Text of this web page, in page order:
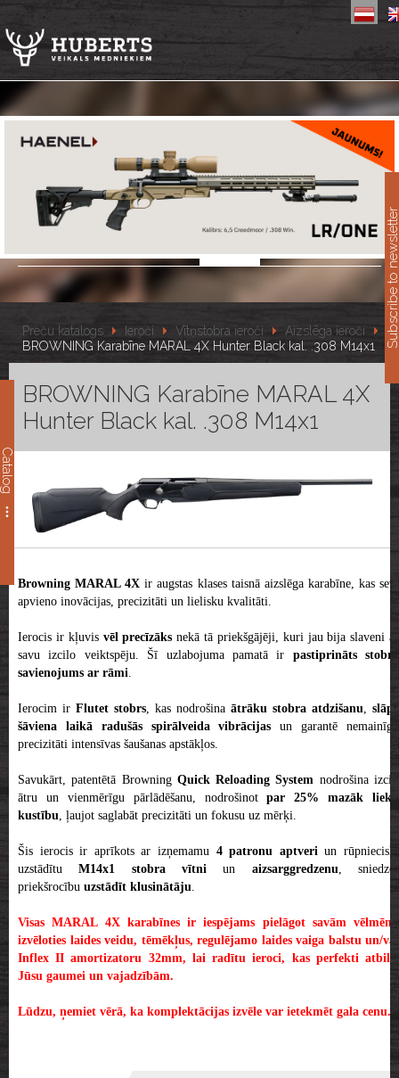
Catalog
Preču katalogs Ieroči Vītņstobra ieroči
Aizslēga ieroči
BROWNING Karabīne MARAL 4X Hunter Black kal. .308 M14x1
BROWNING Karabīne MARAL 4X
Hunter Black kal. .308 M14x1
Browning MARAL 4Xir augstas klases taisnā aizslēga karabīne, kas sevī
apvieno inovācijas, precizitāti un lielisku kvalitāti.
Ierocis ir kļuvis vēl precīzāks nekā tā priekšgājēji, kuri jau bija slaveni ar
savu izcilo veiktspēju. Šī uzlabojuma pamatā ir pastiprināts stobra
savienojums ar rāmi
Ierocim ir Flutet stobrs , kas nodrošina ātrāku stobra atdzišanu
slāpē
šāviena laikā radušās spirālveida vibrācijas un garantē nemainīgu
precizitāti intensīvas šaušanas apstākļos.
Savukārt, patentētā Browning Quick Reloading System nodrošina izcili
ātru un vienmērīgu pārlādēšanu, nodrošinotpar 25% mazāk lieku
kustību , ļaujot saglabāt precizitāti un fokusu uz mērķi.
Šis ierocis ir aprīkots ar izņemamu 4 patronu aptveri un rūpnieciski
uzstādītuM14x1 stobra vītni un aizsarggredzenu , sniedzot
priekšrocību uzstādīt klusinātāju
Visas MARAL 4X karabīnesir iespējams pielāgot savām vēlmēm,
izvēloties laides veidu, tēmēkļus, regulējamo laides vaiga balstu un/vai
Inflex II amortizatoru 32mm, lai radītu ieroci, kas perfekti atbilst
Jūsu gaumei un vajadzībām.
Lūdzu, ņemiet vērā, ka komplektācijas izvēle var ietekmēt gala cenu.
Subscribe